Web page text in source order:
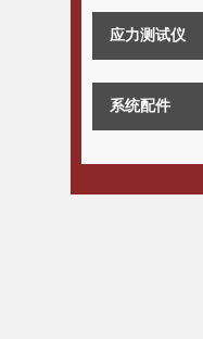
应力测试仪
系统配件